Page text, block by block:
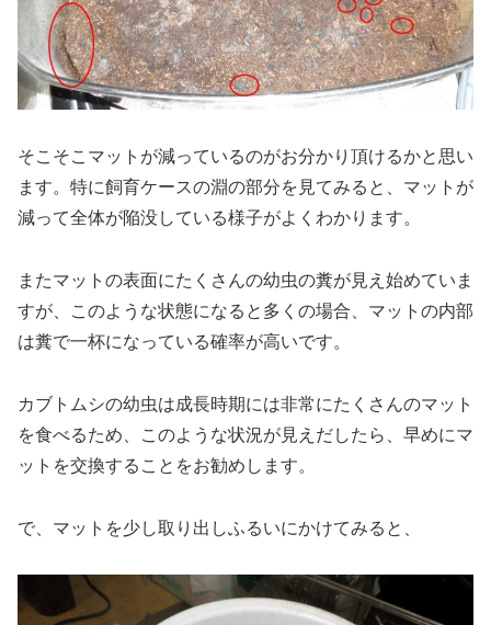
そこそこマットが減っているのがお分かり頂けるかと思い
ます。特に飼育ケースの淵の部分を見てみると、マットが
減って全体が陥没している様子がよくわかります。
またマットの表面にたくさんの幼虫の糞が見え始めていま
すが、このような状態になると多くの場合、マットの内部
は糞で一杯になっている確率が高いです。
カブトムシの幼虫は成長時期には非常にたくさんのマット
を食べるため、このような状況が見えだしたら、早めにマ
ットを交換することをお勧めします。
で、マットを少し取り出しふるいにかけてみると、